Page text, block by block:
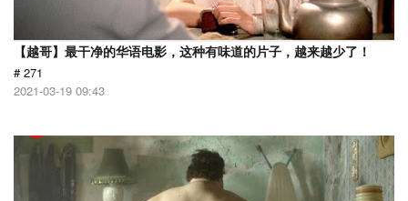
【越哥】最干净的华语电影，这种有味道的片子，越来越少了！
# 271
2021-03-19 09:43